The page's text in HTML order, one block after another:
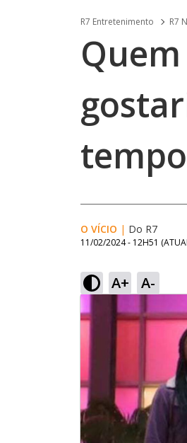
R7 Entretenimento R7
O VÍCIO | Do R7
11/02/2024 - 12H51
A+ A-